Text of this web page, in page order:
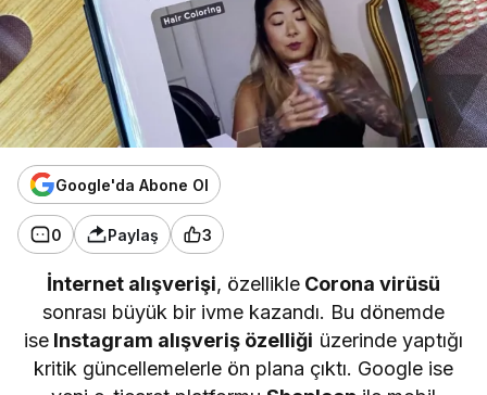
Google'da Abone Ol
0 Paylaş 3
İnternet alışverişi, özellikle Corona virüsü
sonrası büyük bir ivme kazandı. Bu dönemde
ise Instagram alışveriş özelliği üzerinde yaptığı
kritik güncellemelerle ön plana çıktı. Google ise